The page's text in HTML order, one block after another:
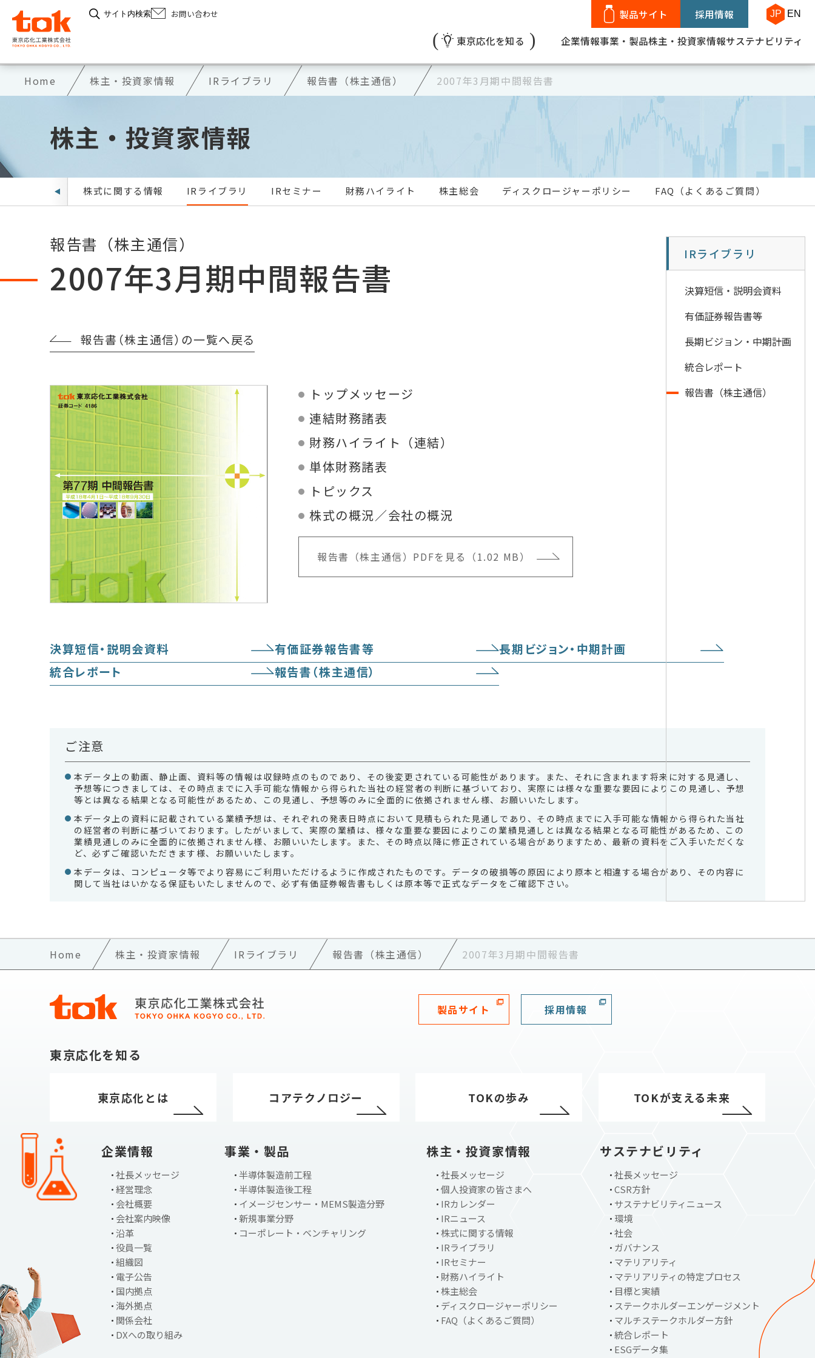
東京応化を知る 企業情報事業・製品株主・投資家情報サステナビリティ
サイト内検索 お問い合わせ 製品サイト 採用情報 JP EN
Home 株主・投資家情報 IRライブラリ 報告書（株主通信） 2007年3月期中間報告書
株主・投資家情報
IRニュース 株式に関する情報 IRライブラリ IRセミナー 財務ハイライト 株主総会 ディスクロージャーポリシー FAQ（よくあるご質問）
報告書（株主通信）
2007年3月期中間報告書
報告書（株主通信）の一覧へ戻る
報告書（株主通信）PDFを見る（1.02 MB）
トップメッセージ
連結財務諸表
財務ハイライト（連結）
単体財務諸表
トピックス
株式の概況／会社の概況
決算短信・説明会資料 有価証券報告書等
長期ビジョン・中期計画
統合レポート
報告書（株主通信）
ご注意
本データ上の動画、静止画、資料等の情報は収録時点のものであり、その後変更されている可能性があります。また、それに含まれます将来に対する見通し、
予想等につきましては、その時点までに入手可能な情報から得られた当社の経営者の判断に基づいており、実際には様々な重要な要因によりこの見通し、予想
等とは異なる結果となる可能性があるため、この見通し、予想等のみに全面的に依拠されません様、お願いいたします。
本データ上の資料に記載されている業績予想は、それぞれの発表日時点において見積もられた見通しであり、その時点までに入手可能な情報から得られた当社
の経営者の判断に基づいております。したがいまして、実際の業績は、様々な重要な要因によりこの業績見通しとは異なる結果となる可能性があるため、この
業績見通しのみに全面的に依拠されません様、お願いいたします。また、その時点以降に修正されている場合がありますため、最新の資料をご入手いただくな
ど、必ずご確認いただきます様、お願いいたします。
本データは、コンピュータ等でより容易にご利用いただけるように作成されたものです。データの破損等の原因により原本と相違する場合があり、その内容に
関して当社はいかなる保証もいたしませんので、必ず有価証券報告書もしくは原本等で正式なデータをご確認下さい。
IRライブラリ
決算短信・説明会資料
有価証券報告書等
長期ビジョン・中期計画
統合レポート
報告書（株主通信）
Home 株主・投資家情報 IRライブラリ 報告書（株主通信） 2007年3月期中間報告書
製品サイト 採用情報
東京応化を知る
東京応化とは コアテクノロジー TOKの歩み TOKが支える未来
企業情報
社長メッセージ
経営理念
会社概要
会社案内映像
沿革
役員一覧
組織図
電子公告
国内拠点
海外拠点
関係会社
DXへの取り組み
事業・製品
半導体製造前工程
半導体製造後工程
イメージセンサー・MEMS製造分野
新規事業分野
コーポレート・ベンチャリング
株主・投資家情報
社長メッセージ
個人投資家の皆さまへ
IRカレンダー
IRニュース
株式に関する情報
IRライブラリ
IRセミナー
財務ハイライト
株主総会
ディスクロージャーポリシー
FAQ（よくあるご質問）
サステナビリティ
社長メッセージ
CSR方針
サステナビリティニュース
環境
社会
ガバナンス
マテリアリティ
マテリアリティの特定プロセス
目標と実績
ステークホルダーエンゲージメント
マルチステークホルダー方針
統合レポート
ESGデータ集